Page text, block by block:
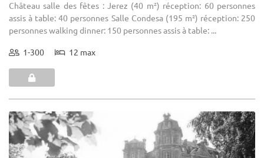
Château salle des fêtes : Jerez (40 m²) réception: 60 personnes
assis à table: 40 personnes Salle Condesa (195 m²) réception: 250
personnes walking dinner: 150 personnes assis à table: ...
1-300 12 max